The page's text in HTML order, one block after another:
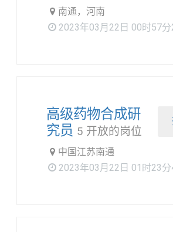
南通，河南
2023年03月22日 00时57
高级药物合成研
究员 5 开放的岗位
中国江苏南通
2023年03月22日 01时23